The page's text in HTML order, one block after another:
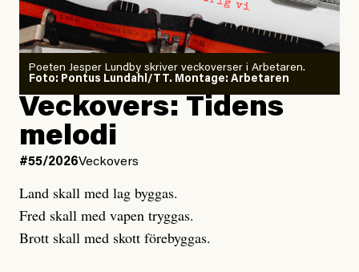
granskar vänstern
Publicerad6 August, 2026
Uppdaterad7 August, 2026
Joel Kellgren
Publicerad3 August, 2026
Uppdaterad3 August, 2026
Poeten Jesper Lundby skriver veckoverser i Arbetaren.
Foto: Pontus Lundahl/TT. Montage: Arbetaren
Veckovers: Tidens
melodi
#55/2026Veckovers
Land skall med lag byggas.
Fred skall med vapen tryggas.
Brott skall med skott förebyggas.